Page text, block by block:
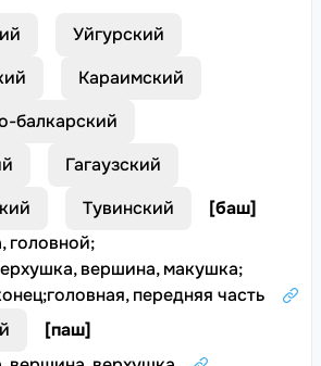
Уйгурский
Караимский
балкарский
Гагаузский
Тувинский [баш]
головной;
вершина, макушка;
;головная, передняя часть
[паш]